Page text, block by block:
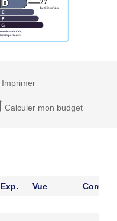
Imprimer
Calculer mon budget
Exp. Vue